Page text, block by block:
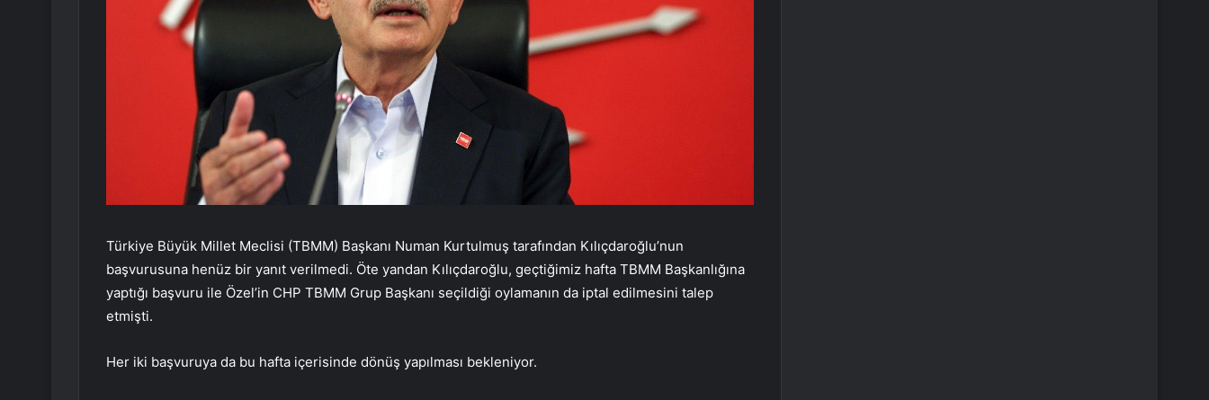
Türkiye Büyük Millet Meclisi (TBMM) Başkanı Numan Kurtulmuş tarafından Kılıçdaroğlu’nun
başvurusuna henüz bir yanıt verilmedi. Öte yandan Kılıçdaroğlu, geçtiğimiz hafta TBMM Başkanlığına
yaptığı başvuru ile Özel’in CHP TBMM Grup Başkanı seçildiği oylamanın da iptal edilmesini talep
etmişti.
Her iki başvuruya da bu hafta içerisinde dönüş yapılması bekleniyor.